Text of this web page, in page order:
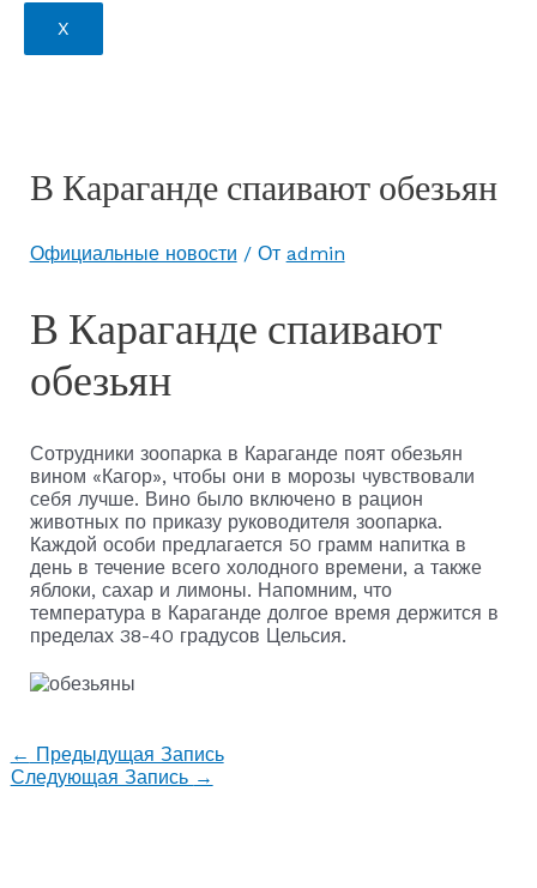
X
В Караганде спаивают обезьян
Официальные новости / От admin
В Караганде спаивают
обезьян
Сотрудники зоопарка в Караганде поят обезьян
вином «Кагор», чтобы они в морозы чувствовали
себя лучше. Вино было включено в рацион
животных по приказу руководителя зоопарка.
Каждой особи предлагается 50 грамм напитка в
день в течение всего холодного времени, а также
яблоки, сахар и лимоны. Напомним, что
температура в Караганде долгое время держится в
пределах 38-40 градусов Цельсия.
← Предыдущая Запись
Следующая Запись →